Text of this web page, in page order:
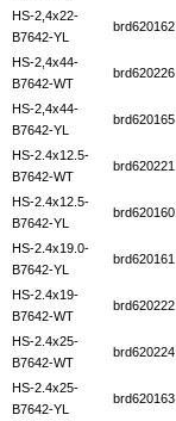
HS-2,4x22-
B7642-YL
brd620162
HS-2,4x44-
B7642-WT
brd620226
HS-2,4x44-
B7642-YL
brd620165
HS-2.4x12.5-
B7642-WT
brd620221
HS-2.4x12.5-
B7642-YL
brd620160
HS-2.4x19.0-
B7642-YL
brd620161
HS-2.4x19-
B7642-WT
brd620222
HS-2.4x25-
B7642-WT
brd620224
HS-2.4x25-
B7642-YL
brd620163